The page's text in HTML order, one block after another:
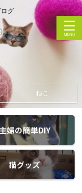
グ
ねこ
主婦の簡単DIY
猫グッズ